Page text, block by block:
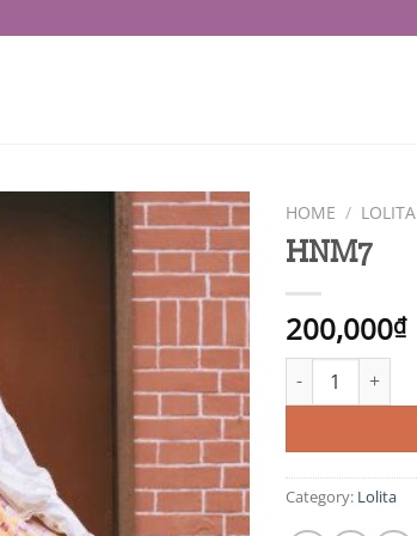
HOME / LOLITA
HNM7
200,000₫
HNM7 quantity
Category: Lolita